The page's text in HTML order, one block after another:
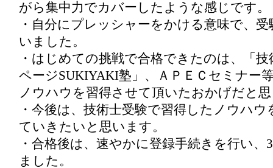
がら集中力でカバーしたような感じです。
・自分にプレッシャーをかける意味で、
いました。
・はじめての挑戦で合格できたのは、「
ページSUKIYAKI塾」、ＡＰＥＣセミナー
ノウハウを習得させて頂いたおかげだと
・今後は、技術士受験で習得したノウハ
ていきたいと思います。
・合格後は、速やかに登録手続きを行い、
ました。